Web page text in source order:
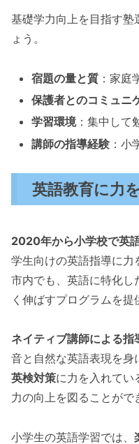
基礎学力向上を目指す塾
ょう。
宿題の量と質 ：家庭
保護者とのコミュニ
学習環境：集中して
講師の指導経験 ：小
英語教育に力
2020年から小学校で英
学生向けの英語指導に力
市内でも、英語に特化し
く伸ばすプログラムを提
ネイティブ講師による指
音と自然な英語表現を身
英検対策に力を入れてい
力の向上を図ることがで
小学生の英語学習では、